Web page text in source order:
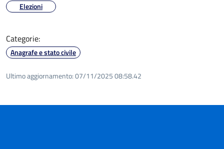
Elezioni
Categorie:
Anagrafe e stato civile
Ultimo aggiornamento:07/11/2025 08:58.42